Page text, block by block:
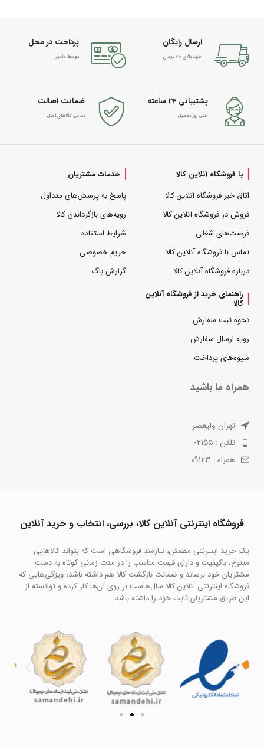
ارسال رایگان
خرید بالای 600 تومان
پرداخت در محل
توسط مامور
پشتیبانی 24 ساعته
حتی روز تعطیل
ضمانت اصالت
تمامی کالاهای اصل
با فروشگاه آنلاین کالا
اتاق خبر فروشگاه آنلاین کالا
فروش در فروشگاه آنلاین کالا
فرصت‌های شغلی
تماس با فروشگاه آنلاین کالا
درباره فروشگاه آنلاین کالا
خدمات مشتریان
پاسخ به پرسش‌های متداول
رویه‌های بازگرداندن کالا
شرایط استفاده
حریم خصوصی
گزارش باگ
راهنمای خرید از فروشگاه آنلاین
کالا
نحوه ثبت سفارش
رویه ارسال سفارش
شیوه‌های پرداخت
همراه ما باشید
تهران ولیعصر
تلفن : 02155
همراه : 09123
فروشگاه اینترنتی آنلاین کالا، بررسی، انتخاب و خرید آنلاین
یک خرید اینترنتی مطمئن، نیازمند فروشگاهی است که بتواند کالاهایی
متنوع، باکیفیت و دارای قیمت مناسب را در مدت زمانی کوتاه به دست
مشتریان خود برساند و ضمانت بازگشت کالا هم داشته باشد؛ ویژگی‌هایی که
فروشگاه اینترنتی آنلاین کالا سال‌هاست بر روی آن‌ها کار کرده و توانسته از
این طریق مشتریان ثابت خود را داشته باشد.